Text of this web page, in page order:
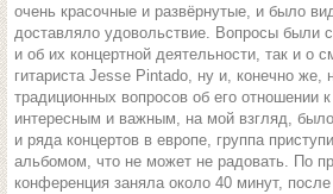
очень красочные и развёрнутые, и было
доставляло удовольствие. Вопросы были
и об их концертной деятельности, так и о
гитариста Jesse Pintado, ну и, конечно же,
традиционных вопросов об его отношении
интересным и важным, на мой взгляд, было
и ряда концертов в европе, группа
альбомом, что не может не радовать. По
конференция заняла около 40 минут,